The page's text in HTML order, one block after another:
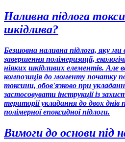
Наливна підлога
шкідлива?
Безшовна наливна підлога, яку ми
завершення полімеризації,
ніяких шкідливих елементів. Але
композиція до моменту початку
токсини, обов'язково при
застосовувати інструкції із
території укладання до двох днів
полімерної епоксидної підлоги.
Вимоги до основи під